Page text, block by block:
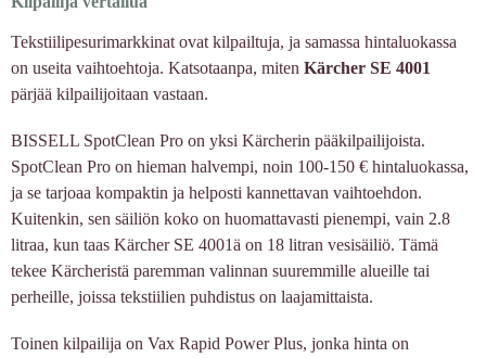
Tekstiilipesurimarkkinat ovat kilpailtuja, ja samassa hintaluokassa
on useita vaihtoehtoja. Katsotaanpa, miten Kärcher SE 4001
pärjää kilpailijoitaan vastaan.
BISSELL SpotClean Pro on yksi Kärcherin pääkilpailijoista.
SpotClean Pro on hieman halvempi, noin 100-150 € hintaluokassa,
ja se tarjoaa kompaktin ja helposti kannettavan vaihtoehdon.
Kuitenkin, sen säiliön koko on huomattavasti pienempi, vain 2.8
litraa, kun taas Kärcher SE 4001ä on 18 litran vesisäiliö. Tämä
tekee Kärcheristä paremman valinnan suuremmille alueille tai
perheille, joissa tekstiilien puhdistus on laajamittaista.
Toinen kilpailija on Vax Rapid Power Plus, jonka hinta on